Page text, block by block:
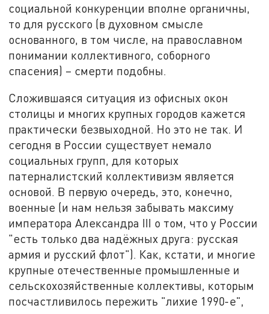
социальной конкуренции вполне органичны,
то для русского (в духовном смысле
основанного, в том числе, на православном
понимании коллективного, соборного
спасения) – смерти подобны.
Сложившаяся ситуация из офисных окон
столицы и многих крупных городов кажется
практически безвыходной. Но это не так. И
сегодня в России существует немало
социальных групп, для которых
патерналистский коллективизм является
основой. В первую очередь, это, конечно,
военные (и нам нельзя забывать максиму
императора Александра III о том, что у России
"есть только два надёжных друга: русская
армия и русский флот"). Как, кстати, и многие
крупные отечественные промышленные и
сельскохозяйственные коллективы, которым
посчастливилось пережить "лихие 1990-е",